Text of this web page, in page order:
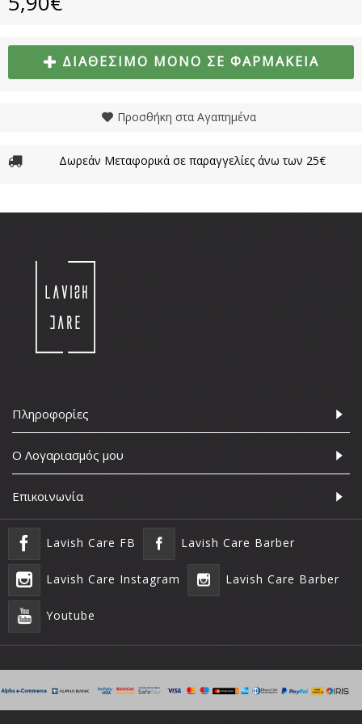
ΔΙΑΘΈΣΙΜΟ ΜΌΝΟ ΣΕ ΦΑΡΜΑΚΕΊΑ
Προσθήκη στα Αγαπημένα
Δωρεάν Μεταφορικά σε παραγγελίες άνω των 25€
Πληροφορίες
Ο Λογαριασμός μου
Επικοινωνία
Lavish Care FB Lavish Care Barber
Lavish Care Instagram Lavish Care Barber
Youtube